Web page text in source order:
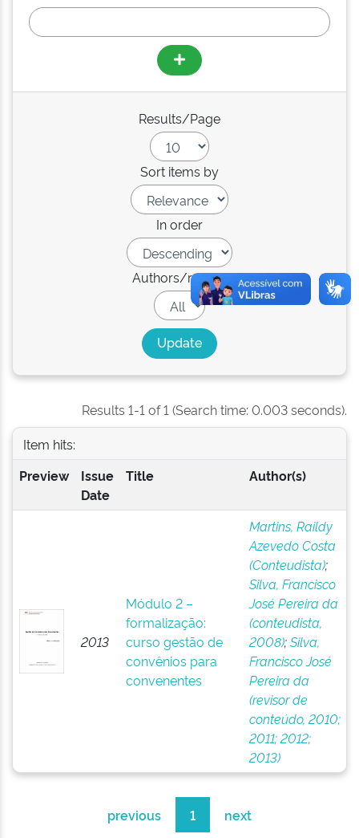
Results/Page
Sort items by
In order
Authors/record
Results 1-1 of 1 (Search time: 0.003 seconds).
Item hits:
Preview
Issue
Date
Title Author(s)
2013
Módulo 2 –
formalização:
curso gestão de
convênios para
convenentes
Martins, Raildy
Azevedo Costa
(Conteudista);
Silva, Francisco
José Pereira da
(conteudista,
2008);Silva,
Francisco José
Pereira da
(revisor de
conteúdo, 2010;
2011; 2012;
2013)
previous 1 next